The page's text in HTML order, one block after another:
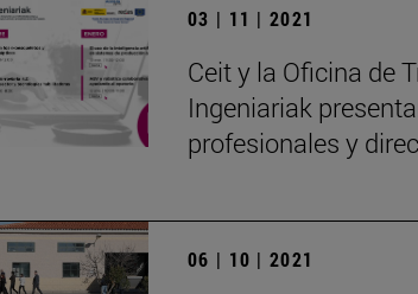
03 | 11 | 2021
Ceit y la Oficina de
Ingeniariak
profesionales y
06 | 10 | 2021